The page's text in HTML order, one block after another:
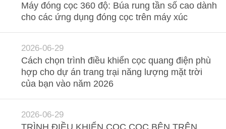
CHÚNG
TÔI
TIN
TỨC
CÁC
Máy đóng cọc 360 độ: Búa rung tần số cao dành
cho các ứng dụng đóng cọc trên máy xúc
2026-06-29
Cách chọn trình điều khiển cọc quang điện phù
hợp cho dự án trang trại năng lượng mặt trời
của bạn vào năm 2026
2026-06-29
TRÌNH ĐIỀU KHIỂN CỌC CỌC BÊN TRÊN